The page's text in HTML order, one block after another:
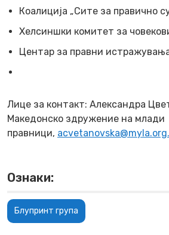
Коалиција „Сите за правично
Хелсиншки комитет за
Центар за правни
Лице за контакт: Александра
Македонско здружение на млади
правници,
Ознаки:
Блупринт група